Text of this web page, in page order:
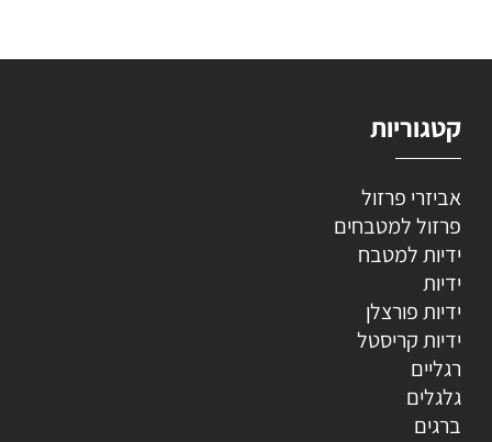
קטגוריות
אביזרי פרזול
פרזול למטבחים
ידיות למטבח
ידיות
ידיות פורצלן
ידיות קריסטל
רגליים
גלגלים
ברגים